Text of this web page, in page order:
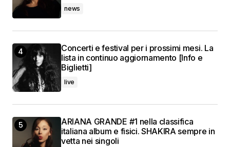
news
Concerti e festival per i prossimi mesi. La
lista in continuo aggiornamento [Info e
Biglietti]
live
ARIANA GRANDE #1 nella classifica
italiana album e fisici. SHAKIRA sempre in
vetta nei singoli